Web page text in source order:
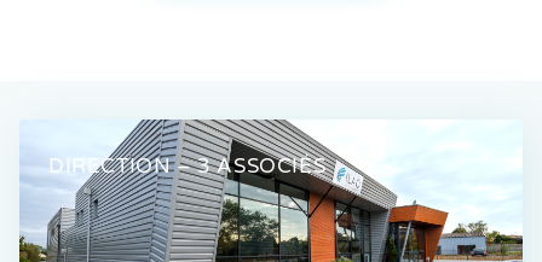
DIRECTION – 3 ASSOCIÉS